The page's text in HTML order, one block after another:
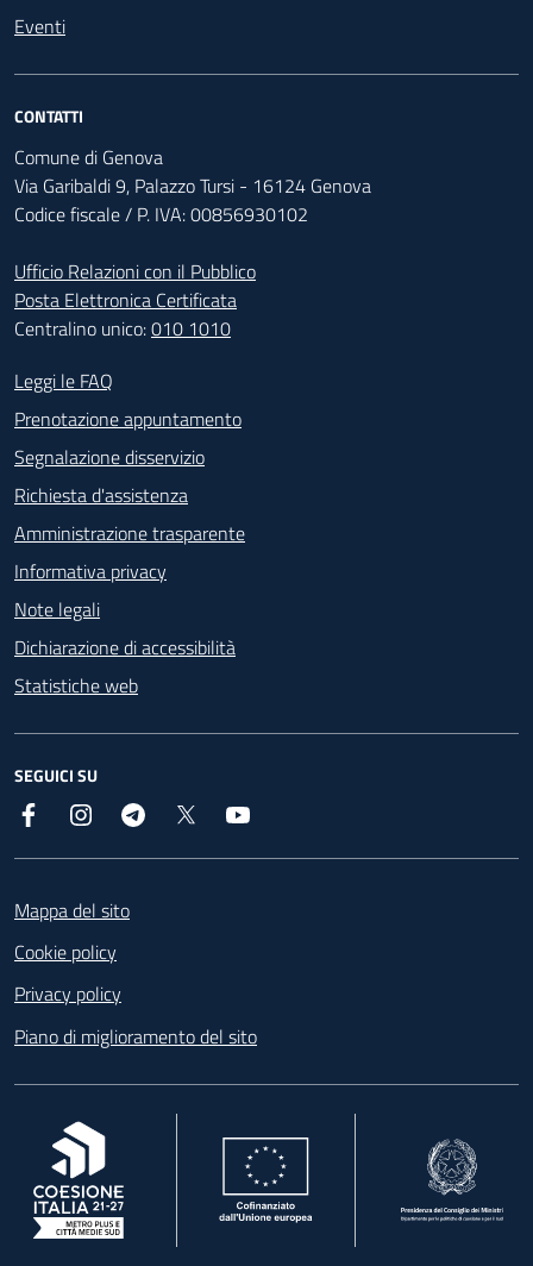
Eventi
CONTATTI
Comune di Genova
Via Garibaldi 9, Palazzo Tursi - 16124 Genova
Codice fiscale / P. IVA: 00856930102
Ufficio Relazioni con il Pubblico
Posta Elettronica Certificata
Centralino unico:010 1010
Footer - Contatti
Leggi le FAQ
Prenotazione appuntamento
Segnalazione disservizio
Richiesta d'assistenza
Amministrazione trasparente
Informativa privacy
Note legali
Dichiarazione di accessibilità
Statistiche web
SEGUICI SU
Facebook InstagramTelegram
Mappa del sito
Cookie policy
Privacy policy
Piano di miglioramento del sito
, apre in una nuova scheda